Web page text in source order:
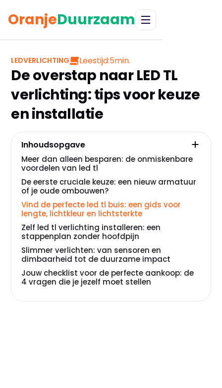
OranjeDuurzaam
LEDVERLICHTING Leestijd:5min.
De overstap naar LED TL
verlichting: tips voor keuze
en installatie
Inhoudsopgave
Meer dan alleen besparen: de onmiskenbare
voordelen van led tl
De eerste cruciale keuze: een nieuw armatuur
of je oude ombouwen?
Vind de perfecte led tl buis: een gids voor
lengte, lichtkleur en lichtsterkte
Zelf led tl verlichting installeren: een
stappenplan zonder hoofdpijn
Slimmer verlichten: van sensoren en
dimbaarheid tot de duurzame impact
Jouw checklist voor de perfecte aankoop: de
4 vragen die je jezelf moet stellen